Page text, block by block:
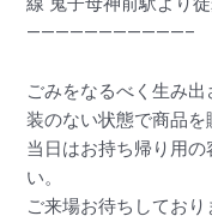
———————————–
ごみをなるべく生み
装のない状態で商品を
当日はお持ち帰り用
い。
ご来場お待ちしており